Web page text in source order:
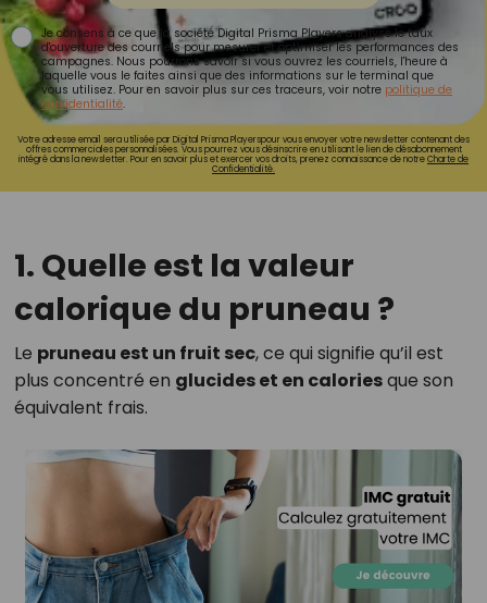
Je consens à ce que la société Digital Prisma Players analyse le taux
d'ouverture des courriels pour mesurer et optimiser les performances des
campagnes. Nous pourrons savoir si vous ouvrez les courriels, l'heure à
laquelle vous le faites ainsi que des informations sur le terminal que
vous utilisez. Pour en savoir plus sur ces traceurs, voir notre politique de
confidentialité.
Votre adresse email sera utilisée par Digital Prisma Playerspour vous envoyer votre newsletter contenant des
offres commerciales personnalisées. Vous pourrez vous désinscrire en utilisant le lien de désabonnement
intégré dans la newsletter. Pour en savoir plus et exercer vos droits, prenez connaissance de notreCharte de
Confidentialité.
1. Quelle est la valeur
calorique du pruneau ?
Le pruneau est un fruit sec, ce qui signifie qu’il est
plus concentré en glucides et en caloriesque son
équivalent frais.